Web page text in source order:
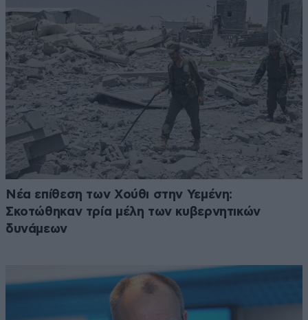
Νέα επίθεση των Χούθι στην Υεμένη:
Σκοτώθηκαν τρία μέλη των κυβερνητικών
δυνάμεων